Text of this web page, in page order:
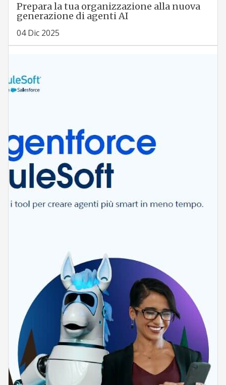
Prepara la tua organizzazione alla nuova
generazione di agenti AI
04 Dic 2025